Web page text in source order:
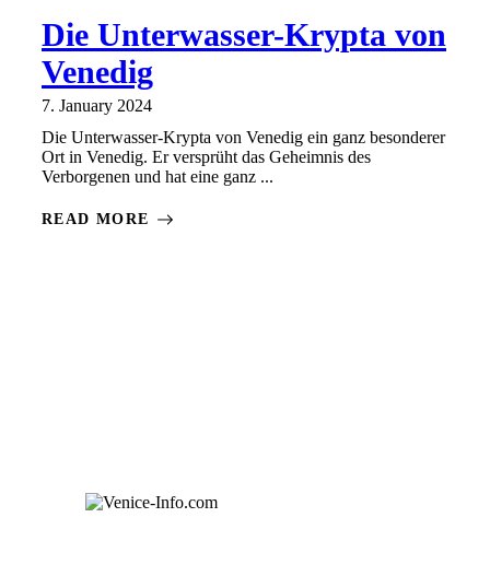
Die Unterwasser-Krypta von
Venedig
7. January 2024
Die Unterwasser-Krypta von Venedig ein ganz besonderer
Ort in Venedig. Er versprüht das Geheimnis des
Verborgenen und hat eine ganz ...
READ MORE